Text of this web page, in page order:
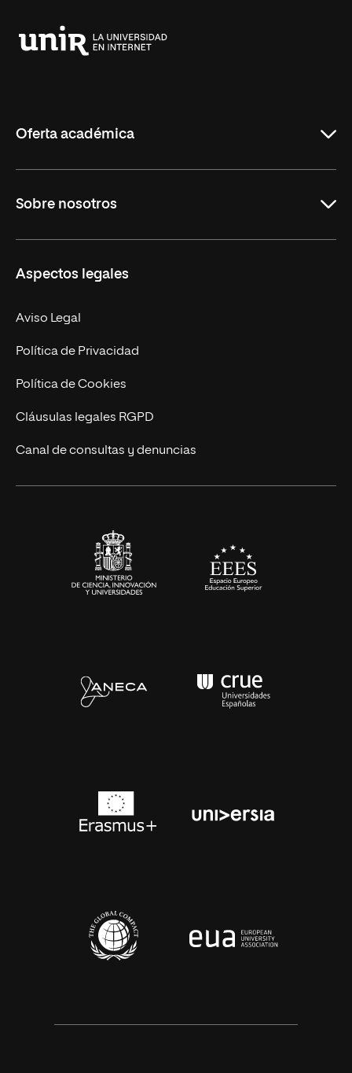
Oferta académica
Másteres Oficiales
Doctorados
Experto Universitario
Postgrados
Cursos Universitarios
Sobre nosotros
Facultades
Nuestro Equipo
Trabaja en UNIR
Actualidad
UNIR Revista
Eventos
Aspectos legales
Aviso Legal
Política de Privacidad
Política de Cookies
Cláusulas legales RGPD
Canal de consultas y denuncias